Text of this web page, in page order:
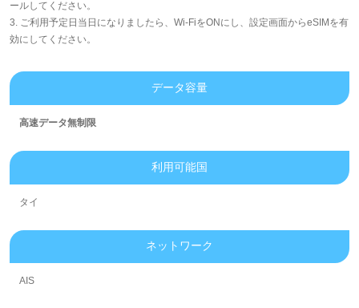
ールしてください。
3. ご利用予定日当日になりましたら、Wi-FiをONにし、設定画面からeSIMを有
効にしてください。
データ容量
高速データ無制限
利用可能国
タイ
ネットワーク
AIS